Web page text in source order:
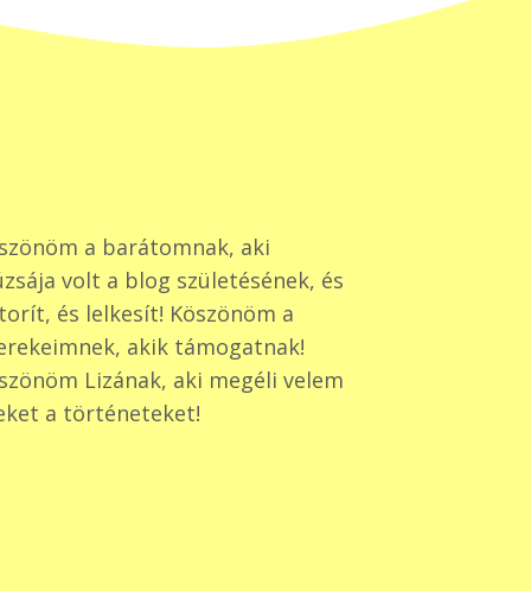
a barátomnak, aki
volt a blog születésének, és
és lelkesít! Köszönöm a
akik támogatnak!
Lizának, aki megéli velem
a történeteket!